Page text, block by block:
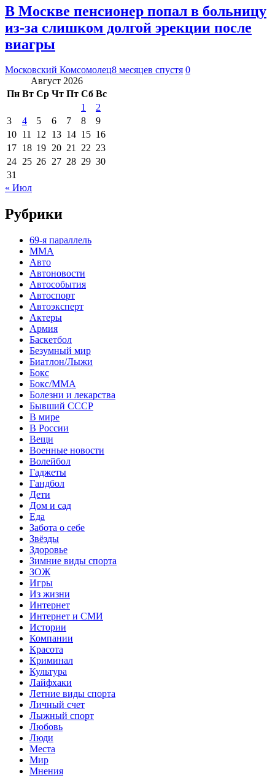
В Москве пенсионер попал в больницу
из-за слишком долгой эрекции после
виагры
Московский Комсомолец8 месяцев спустя 0
Август 2026
Пн Вт Ср Чт Пт Сб Вс
1
2
3
4 5 6 7 8
9
10 11 12 13 14 15 16
17 18 19 20 21 22 23
24 25 26 27 28 29 30
31
« Июл
Рубрики
69-я параллель
MMA
Авто
Автоновости
Автособытия
Автоспорт
Автоэксперт
Актеры
Армия
Баскетбол
Безумный мир
Биатлон/Лыжи
Бокс
Бокс/MMA
Болезни и лекарства
Бывший СССР
В мире
В России
Вещи
Военные новости
Волейбол
Гаджеты
Гандбол
Дети
Дом и сад
Еда
Забота о себе
Звёзды
Здоровье
Зимние виды спорта
ЗОЖ
Игры
Из жизни
Интернет
Интернет и СМИ
Истории
Компании
Красота
Криминал
Культура
Лайфхаки
Летние виды спорта
Личный счет
Лыжный спорт
Любовь
Люди
Места
Мир
Мнения